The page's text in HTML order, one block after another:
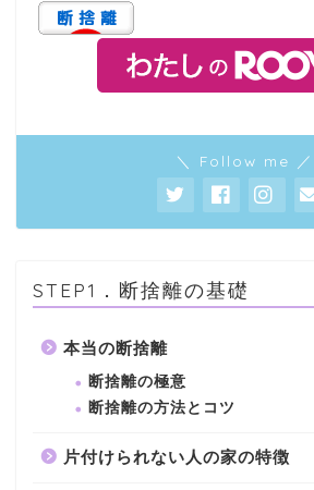
＼ Follow me ／
STEP1．断捨離の基礎
本当の断捨離
断捨離の極意
断捨離の方法とコツ
片付けられない人の家の特徴